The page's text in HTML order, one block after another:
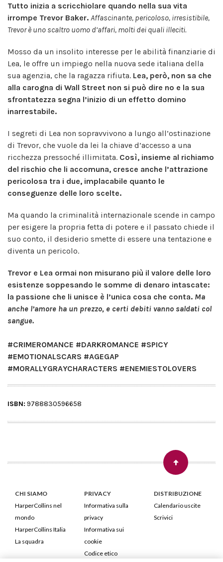
Tutto inizia a scricchiolare quando nella sua vita
irrompe Trevor Baker. Affascinante, pericoloso, irresistibile,
Trevor è uno scaltro uomo d’affari, molti dei quali illeciti.
Mosso da un insolito interesse per le abilità finanziarie di
Lea, le offre un impiego nella nuova sede italiana della
sua agenzia, che la ragazza rifiuta. Lea, però, non sa che
alla carogna di Wall Street non si può dire no e la sua
sfrontatezza segna l’inizio di un effetto domino
inarrestabile.
I segreti di Lea non sopravvivono a lungo all’ostinazione
di Trevor, che vuole da lei la chiave d’accesso a una
ricchezza pressoché illimitata. Così, insieme al richiamo
del rischio che li accomuna, cresce anche l’attrazione
pericolosa tra i due, implacabile quanto le
conseguenze delle loro scelte.
Ma quando la criminalità internazionale scende in campo
per esigere la propria fetta di potere e il passato chiede il
suo conto, il desiderio smette di essere una tentazione e
diventa un pericolo.
Trevor e Lea ormai non misurano più il valore delle loro
esistenze soppesando le somme di denaro intascate:
la passione che li unisce è l’unica cosa che conta. Ma
anche l’amore ha un prezzo, e certi debiti vanno saldati col
sangue.
#CRIMEROMANCE #DARKROMANCE #SPICY
#EMOTIONALSCARS #AGEGAP
#MORALLYGRAYCHARACTERS #ENEMIESTOLOVERS
ISBN: 9788830596658
CHI SIAMO
HarperCollins nel
mondo
HarperCollins Italia
La squadra
PRIVACY
Informativa sulla
privacy
Informativa sui
cookie
Codice etico
DISTRIBUZIONE
Calendario uscite
Scrivici